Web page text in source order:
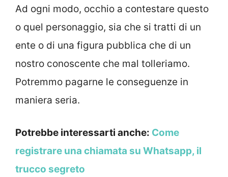
Ad ogni modo, occhio a contestare questo
o quel personaggio, sia che si tratti di un
ente o di una figura pubblica che di un
nostro conoscente che mal tolleriamo.
Potremmo pagarne le conseguenze in
maniera seria.
Potrebbe interessarti anche: Come
registrare una chiamata su Whatsapp, il
trucco segreto